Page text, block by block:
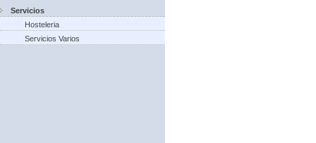
Servicios
Hosteleria
Servicios Varios